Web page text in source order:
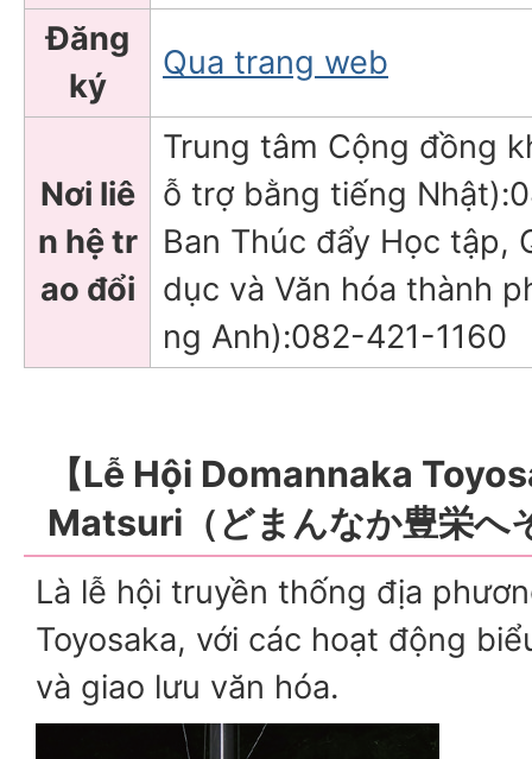
Đăng
ký
Qua trang web
Nơi liê
n hệ tr
ao đổi
Trung tâm Cộng đồng
ỗ trợ bằng tiếng
Ban Thúc đẩy Học tập,
dục và Văn hóa thành
ng Anh):082-421-1160
【Lễ Hội Domannaka
Matsuri（どまんなか豊栄へ
Là lễ hội truyền thống địa
Toyosaka, với các hoạt động
và giao lưu văn hóa.